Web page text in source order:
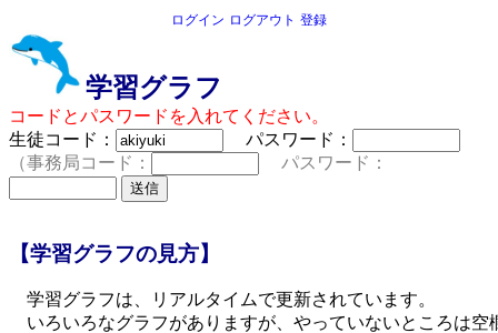
ログイン ログアウト 登録
学習グラフ
コードとパスワードを入れてください。
生徒コード：
パスワード：
（事務局コード：
パスワード：
【学習グラフの見方】
学習グラフは、リアルタイムで更新されています。
いろいろなグラフがありますが、やっていないところは空